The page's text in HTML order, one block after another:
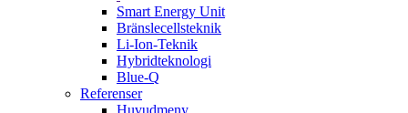
Smart Energy Unit
Bränslecellsteknik
Li-Ion-Teknik
Hybridteknologi
Blue-Q
Referenser
Huvudmeny